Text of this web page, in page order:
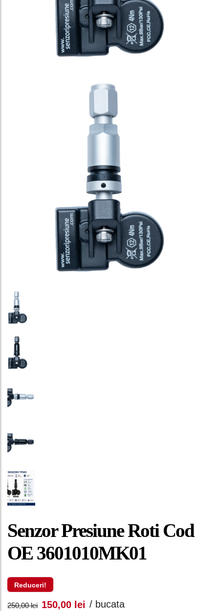
Senzor Presiune Roti Cod
OE 3601010MK01
Reduceri!
250,00lei Prețul
150,00 lei Prețul
/ bucata